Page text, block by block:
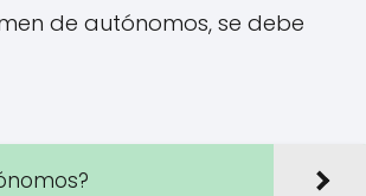
de autónomos, se debe